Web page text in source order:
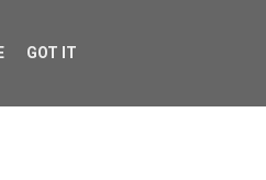
GOT IT